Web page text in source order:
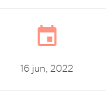
16 jun, 2022